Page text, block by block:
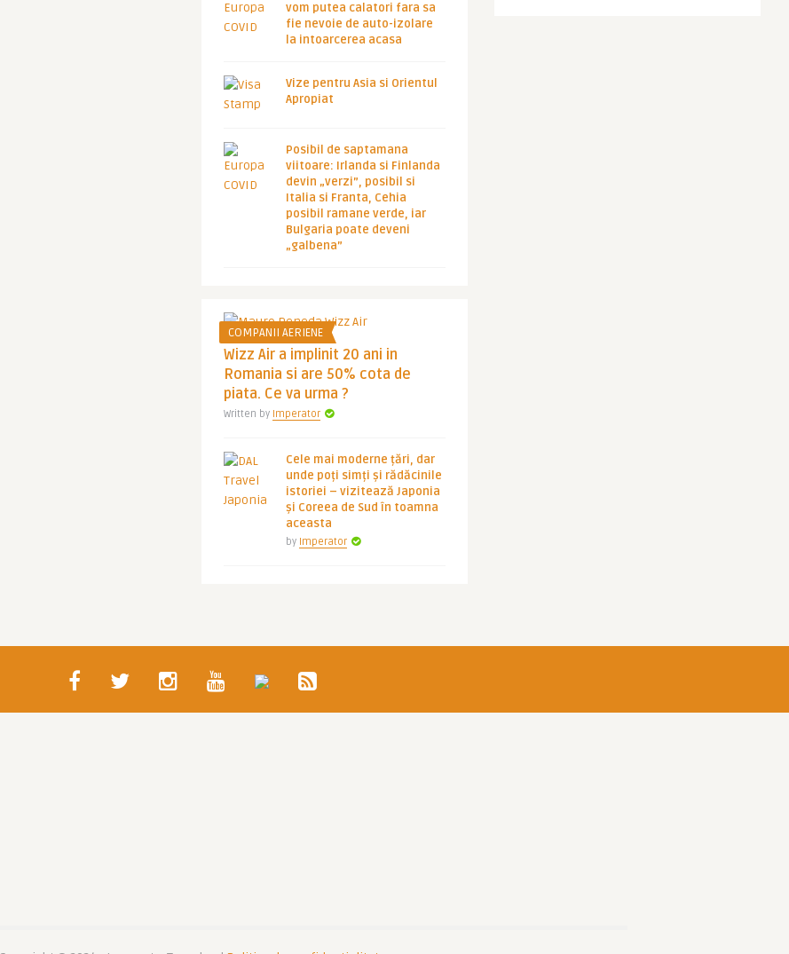
vom putea calatori fara sa
fie nevoie de auto-izolare
la intoarcerea acasa
Vize pentru Asia si Orientul
Apropiat
Posibil de saptamana
viitoare: Irlanda si Finlanda
devin „verzi”, posibil si
Italia si Franta, Cehia
posibil ramane verde, iar
Bulgaria poate deveni
„galbena”
COMPANII AERIENE
Wizz Air a implinit 20 ani in
Romania si are 50% cota de
piata. Ce va urma ?
Written by Imperator
Cele mai moderne țări, dar
unde poți simți și rădăcinile
istoriei – vizitează Japonia
și Coreea de Sud în toamna
aceasta
by Imperator